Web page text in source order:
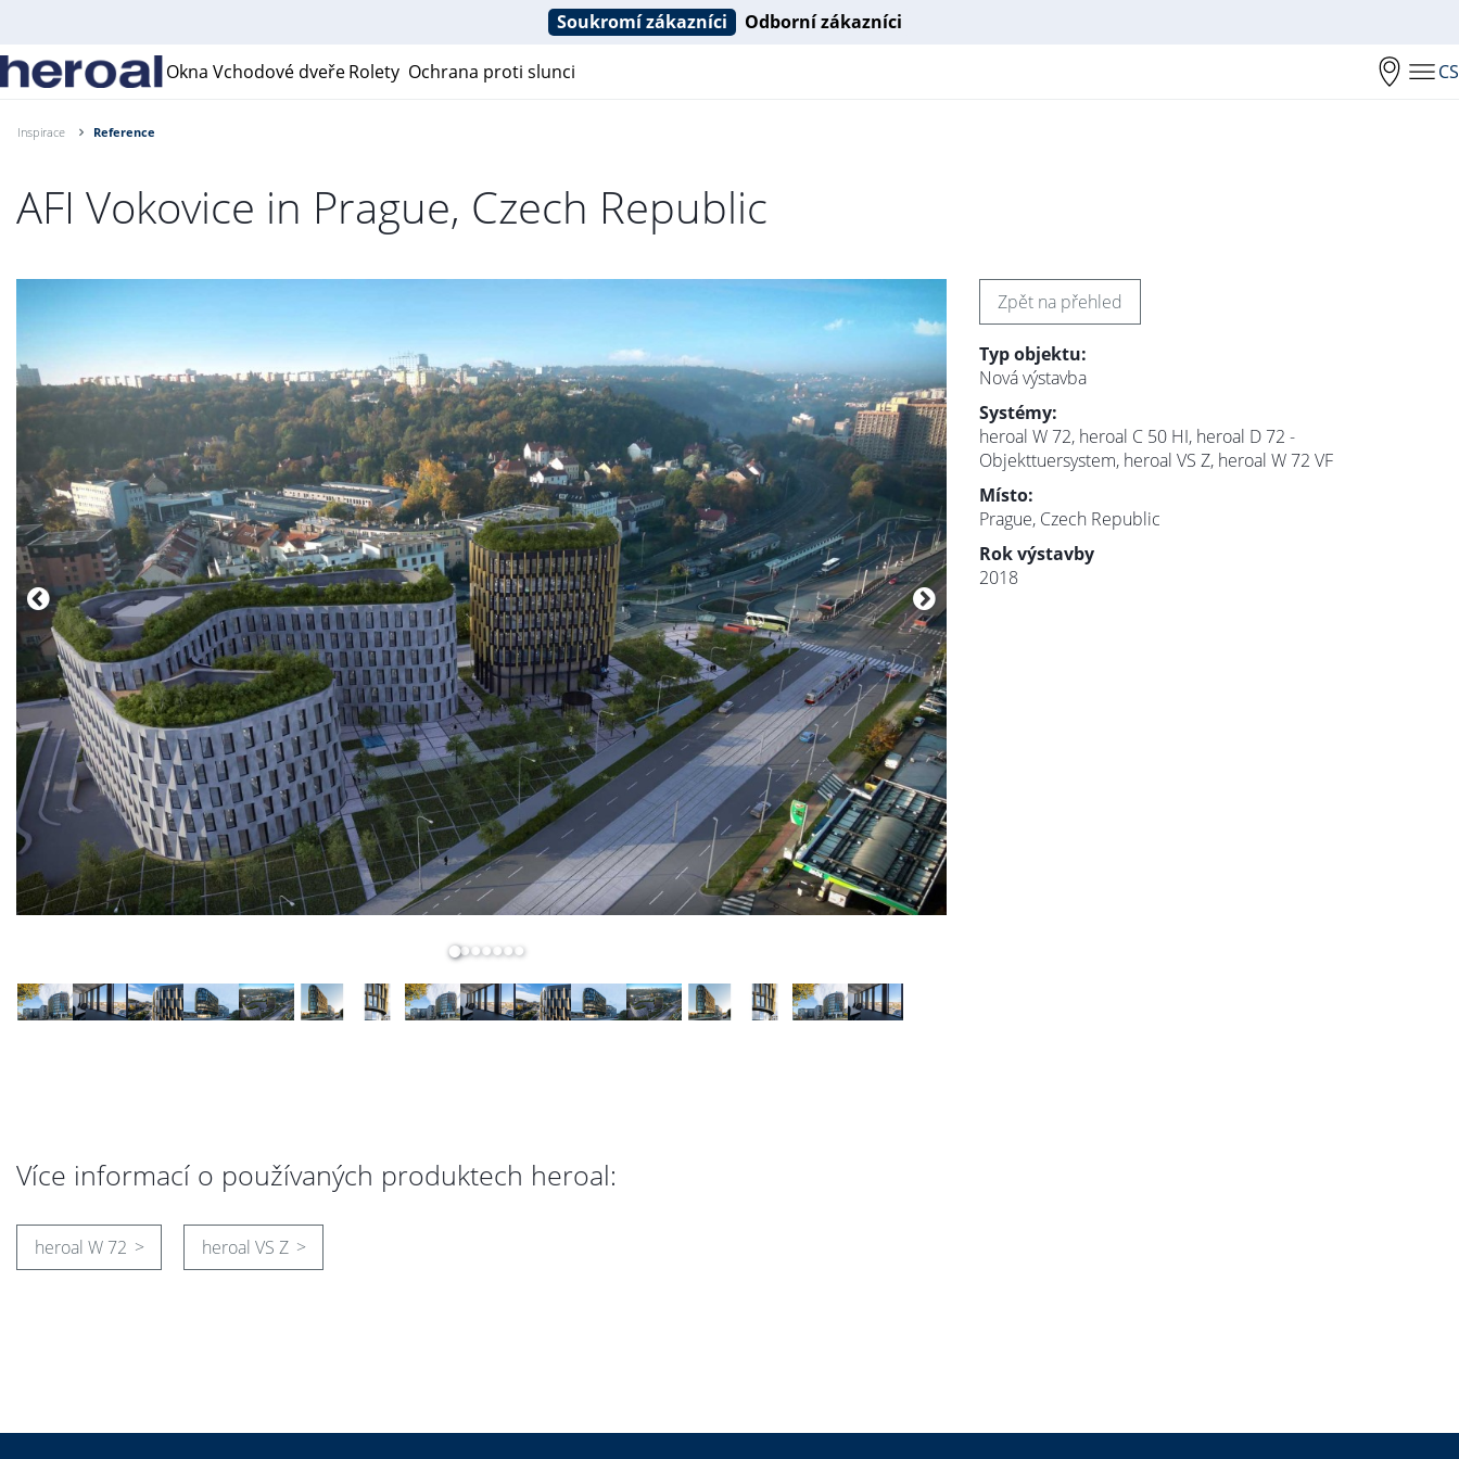
Soukromí zákazníci Odborní zákazníci
Okna Vchodové dveře Rolety Ochrana proti slunci CS
Inspirace Reference
AFI Vokovice in Prague, Czech Republic
Zpět na přehled
Typ objektu:
Nová výstavba
Systémy:
heroal W 72, heroal C 50 HI, heroal D 72 -
Objekttuersystem, heroal VS Z, heroal W 72 VF
Místo:
Prague, Czech Republic
Rok výstavby
2018
Více informací o používaných produktech heroal:
heroal W 72 heroal VS Z